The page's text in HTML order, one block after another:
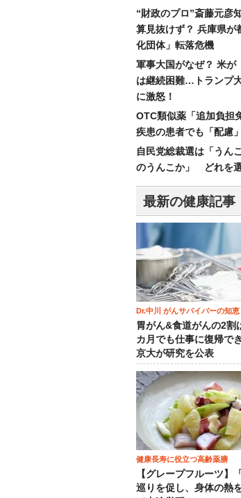
“財政のプロ”斎藤元彦
算見抜けず？ 兵庫県が
化団体」転落危機
軍事大国がなぜ？ 米が
は継続困難…トランプ
に激怒！
OTC類似薬「追加負担
疾患の患者でも「配慮
自民党総裁選は「うん
のうんこか」 どれを
最新の健康記事
Dr.中川 がんサバイバーの知恵
胃がん&食道がんの2割
カ月でも仕事に復帰で
京大が研究を公表
健康長寿に役立つ高齢薬膳
【グレープフルーツ】
巡りを促し、身体の熱